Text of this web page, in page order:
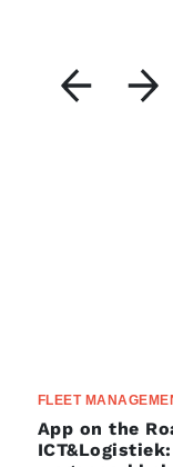
FLEET
App on the